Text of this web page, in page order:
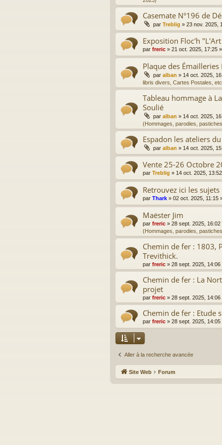
Casemate N°196 de
par Treblig » 23 nov. 2025,
Exposition Floc'h
par freric » 21 oct. 2025, 17:25
Plaque des Émailleries
par alban » 14 oct. 2025,
libris divers, Cartes Postales, etc
Tableau hommage à
Soulié
par alban » 14 oct. 2025,
(Hommages, parodies,
Espadon les ateliers
par alban » 14 oct. 2025,
Vente 25-26 Octobre
par Treblig » 14 oct. 2025, 13:52
Retrouvez ici les
par Thark » 02 oct. 2025, 11:15
Maëster Jim
par freric » 28 sept. 2025, 16:02
(Hommages, parodies,
Chemin de fer : 1803,
Trevithick.
par freric » 28 sept. 2025, 14:06
Chemin de fer : La
projet
par freric » 28 sept. 2025, 14:06
Chemin de fer : Etude
par freric » 28 sept. 2025, 14:05
Aller à la recherche avancée
Site Web Forum